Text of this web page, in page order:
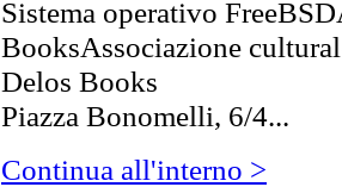
Sistema operativo
BooksAssociazione
Delos Books
Piazza Bonomelli, 6/4...
Continua all'interno >